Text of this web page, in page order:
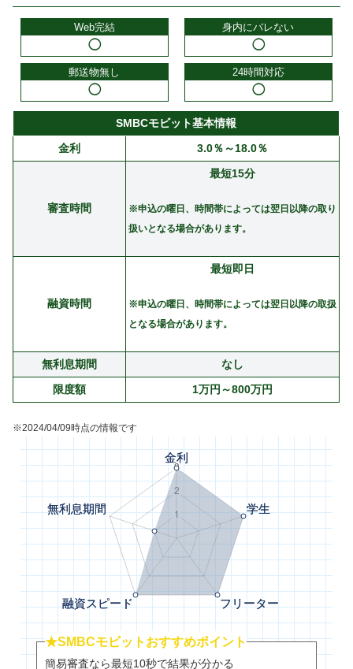
Web完結
◯
身内にバレない
◯
郵送物無し
◯
24時間対応
◯
SMBCモビット基本情報
金利
3.0％～18.0％
審査時間
最短15分
※申込の曜日、時間帯によっては翌日以降の取り
扱いとなる場合があります。
融資時間
最短即日
※申込の曜日、時間帯によっては翌日以降の取扱
となる場合があります。
無利息期間
なし
限度額
1万円～800万円
※2024/04/09時点の情報です
★SMBCモビットおすすめポイント
簡易審査なら最短10秒で結果が分かる